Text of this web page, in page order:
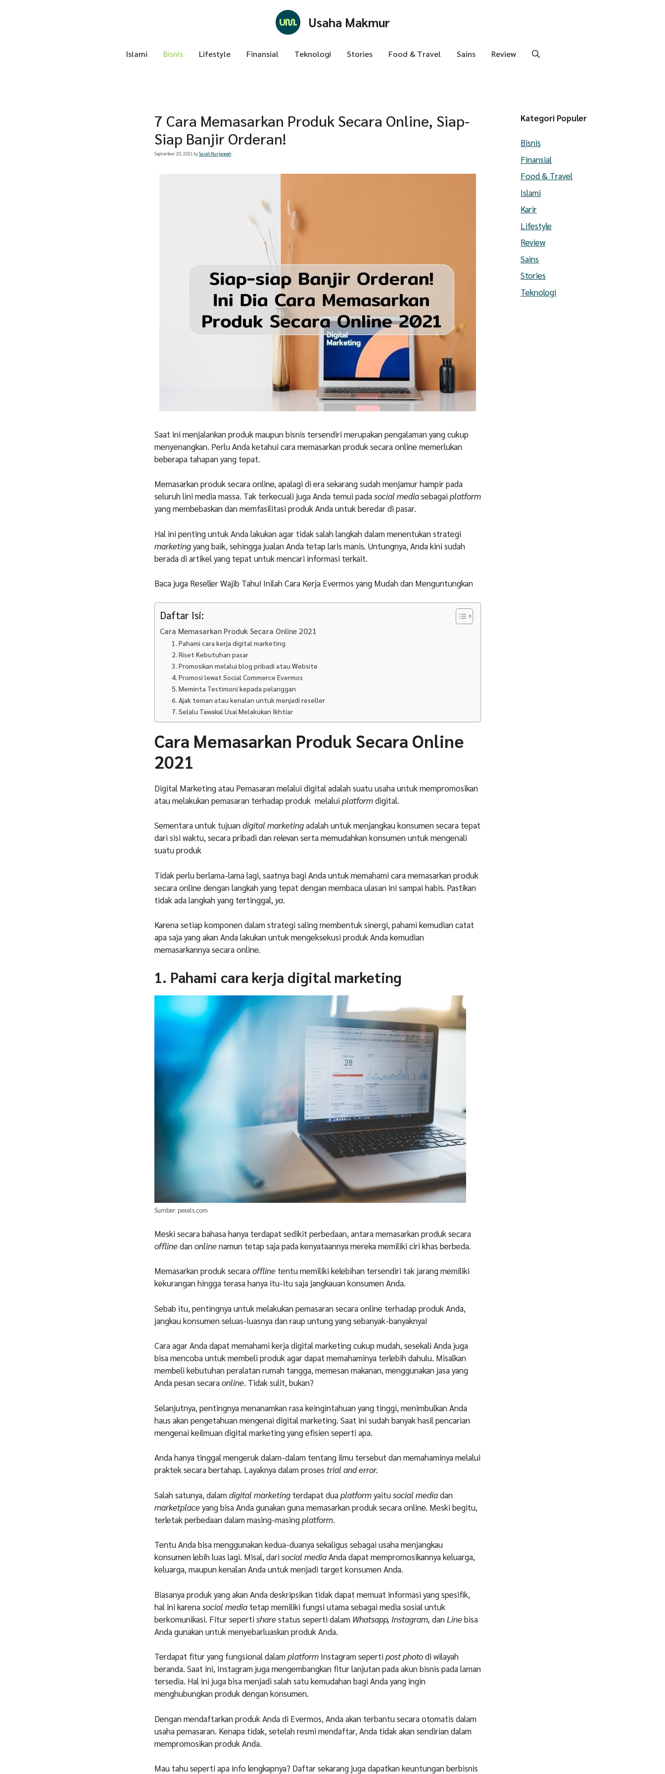
Usaha Makmur
Islami Bisnis Lifestyle Finansial Teknologi Stories Food & Travel Sains Review
7 Cara Memasarkan Produk Secara Online, Siap-
Siap Banjir Orderan!
September 20, 2021 bySarah Nurjannah
Saat ini menjalankan produk maupun bisnis tersendiri merupakan pengalaman yang cukup
menyenangkan. Perlu Anda ketahui cara memasarkan produk secara online memerlukan
beberapa tahapan yang tepat.
Memasarkan produk secara online, apalagi di era sekarang sudah menjamur hampir pada
seluruh lini media massa. Tak terkecuali juga Anda temui padasocial mediasebagaiplatform
yang membebaskan dan memfasilitasi produk Anda untuk beredar di pasar.
Hal ini penting untuk Anda lakukan agar tidak salah langkah dalam menentukan strategi
marketingyang baik, sehingga jualan Anda tetap laris manis. Untungnya, Anda kini sudah
berada di artikel yang tepat untuk mencari informasi terkait.
Baca juga Reseller Wajib Tahu! Inilah Cara Kerja Evermos yang Mudah dan Menguntungkan
Daftar Isi:
Cara Memasarkan Produk Secara Online 2021
1. Pahami cara kerja digital marketing
2. Riset Kebutuhan pasar
3. Promosikan melalui blog pribadi atau Website
4. Promosi lewat Social Commerce Evermos
5. Meminta Testimoni kepada pelanggan
6. Ajak teman atau kenalan untuk menjadi reseller
7. Selalu Tawakal Usai Melakukan Ikhtiar
Cara Memasarkan Produk Secara Online
2021
Digital Marketing atau Pemasaran melalui digital adalah suatu usaha untuk mempromosikan
atau melakukan pemasaran terhadap produk melaluiplatformdigital.
Sementara untuk tujuandigital marketingadalah untuk menjangkau konsumen secara tepat
dari sisi waktu, secara pribadi dan relevan serta memudahkan konsumen untuk mengenali
suatu produk
Tidak perlu berlama-lama lagi, saatnya bagi Anda untuk memahami cara memasarkan produk
secara online dengan langkah yang tepat dengan membaca ulasan ini sampai habis. Pastikan
tidak ada langkah yang tertinggal, ya.
Karena setiap komponen dalam strategi saling membentuk sinergi, pahami kemudian catat
apa saja yang akan Anda lakukan untuk mengeksekusi produk Anda kemudian
memasarkannya secara online.
1. Pahami cara kerja digital marketing
Sumber: pexels.com
Meski secara bahasa hanya terdapat sedikit perbedaan, antara memasarkan produk secara
offlinedanonlinenamun tetap saja pada kenyataannya mereka memiliki ciri khas berbeda.
Memasarkan produk secaraoffline tentu memiliki kelebihan tersendiri tak jarang memiliki
kekurangan hingga terasa hanya itu-itu saja jangkauan konsumen Anda.
Sebab itu, pentingnya untuk melakukan pemasaran secara online terhadap produk Anda,
jangkau konsumen seluas-luasnya dan raup untung yang sebanyak-banyaknya!
Cara agar Anda dapat memahami kerja digital marketing cukup mudah, sesekali Anda juga
bisa mencoba untuk membeli produk agar dapat memahaminya terlebih dahulu. Misalkan
membeli kebutuhan peralatan rumah tangga, memesan makanan, menggunakan jasa yang
Anda pesan secaraonline. Tidak sulit, bukan?
Selanjutnya, pentingnya menanamkan rasa keingintahuan yang tinggi, menimbulkan Anda
haus akan pengetahuan mengenai digital marketing. Saat ini sudah banyak hasil pencarian
mengenai keilmuan digital marketing yang efisien seperti apa.
Anda hanya tinggal mengeruk dalam-dalam tentang ilmu tersebut dan memahaminya melalui
praktek secara bertahap. Layaknyadalam proses trial and error.
Salah satunya, dalamdigital marketing terdapat duaplatformyaitusocial mediadan
marketplaceyang bisa Anda gunakan guna memasarkan produk secara online. Meski begitu,
terletak perbedaan dalam masing-masingplatform.
Tentu Anda bisa menggunakan kedua-duanya sekaligus sebagai usaha menjangkau
konsumen lebih luas lagi. Misal, darisocial mediaAnda dapat mempromosikannya keluarga,
keluarga, maupun kenalan Anda untuk menjadi target konsumen Anda.
Biasanya produk yang akan Anda deskripsikan tidak dapat memuat informasi yang spesifik,
hal ini karenasocial media tetap memiliki fungsi utama sebagai media sosial untuk
berkomunikasi. Fitur sepertisharestatus seperti dalam Whatsapp, Instagram, danLinebisa
Anda gunakan untuk menyebarluaskan produk Anda.
Terdapat fitur yang fungsional dalamplatform Instagram sepertipost photodi wilayah
beranda. Saat ini, Instagram juga mengembangkan fitur lanjutan pada akun bisnis pada laman
tersedia. Hal ini juga bisa menjadi salah satu kemudahan bagi Anda yang ingin
menghubungkan produk dengan konsumen.
Dengan mendaftarkan produk Anda di Evermos, Anda akan terbantu secara otomatis dalam
usaha pemasaran. Kenapa tidak, setelah resmi mendaftar, Anda tidak akan sendirian dalam
mempromosikan produk Anda.
Mau tahu seperti apa info lengkapnya? Daftar sekarang juga dapatkan keuntungan berbisnis
Kategori Populer
Bisnis
Finansial
Food & Travel
Islami
Karir
Lifestyle
Review
Sains
Stories
Teknologi